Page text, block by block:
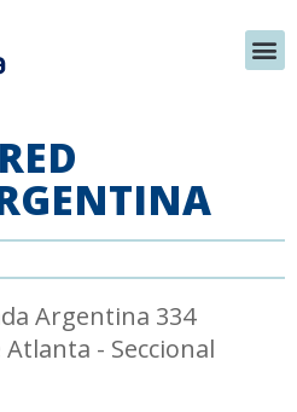
Argentina 334
Atlanta - Seccional